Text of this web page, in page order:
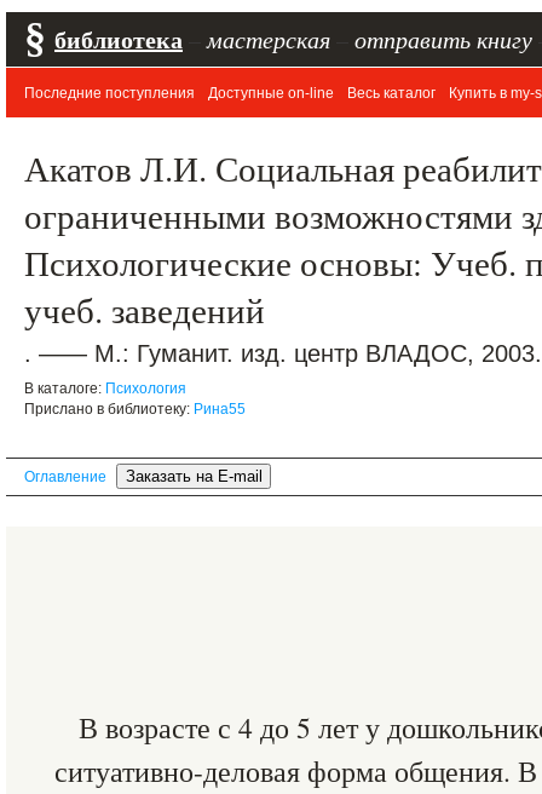
§ библиотека мастерская отправить книгу
Последние поступления Доступные on-line Весь каталог Купить в my-
Акатов Л.И. Социальная
ограниченными возможностями
Психологические основы: Учеб.
учеб. заведений
. —— М.: Гуманит. изд. центр ВЛАДОС,
В каталоге: Психология
Прислано в библиотеку: Рина55
Оглавление
В возрасте с 4 до 5 лет у
ситуативно-деловая форма общения. В